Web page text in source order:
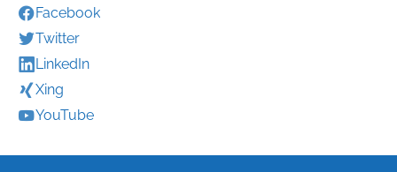
Facebook
Twitter
LinkedIn
Xing
YouTube